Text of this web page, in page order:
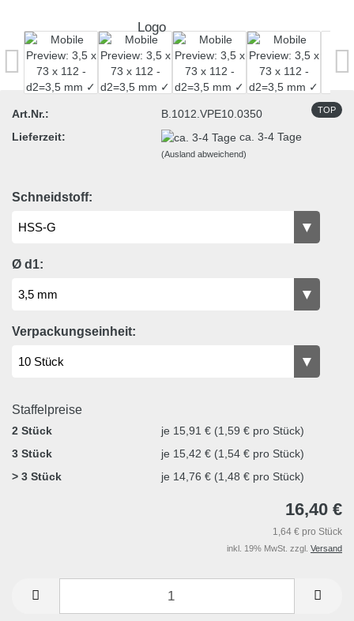
TOP
Art.Nr.:
B.1012.VPE10.0350
Lieferzeit:
ca. 3-4 Tage
(Ausland abweichend)
Schneidstoff:
Ø d1:
Verpackungseinheit:
Staffelpreise
2 Stück
je 15,91 € (1,59 € pro Stück)
3 Stück
je 15,42 € (1,54 € pro Stück)
> 3 Stück
je 14,76 € (1,48 € pro Stück)
16,40 €
1,64 € pro Stück
inkl. 19% MwSt. zzgl. Versand